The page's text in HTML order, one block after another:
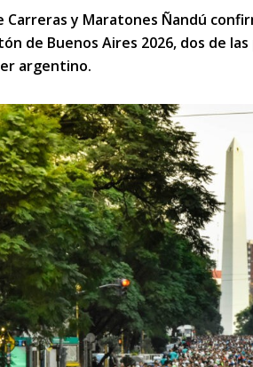
Carreras y Maratones Ñandú
de Buenos Aires 2026, dos de
argentino.